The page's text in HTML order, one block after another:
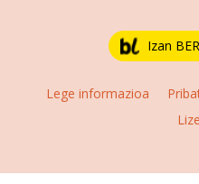
Izan
Lege informazioa